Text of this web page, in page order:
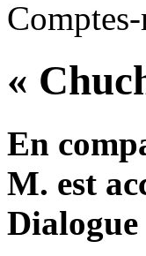
«
En
M. est
Dialogue